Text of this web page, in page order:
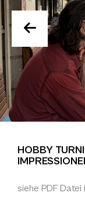
HOBBY
siehe PDF Datei